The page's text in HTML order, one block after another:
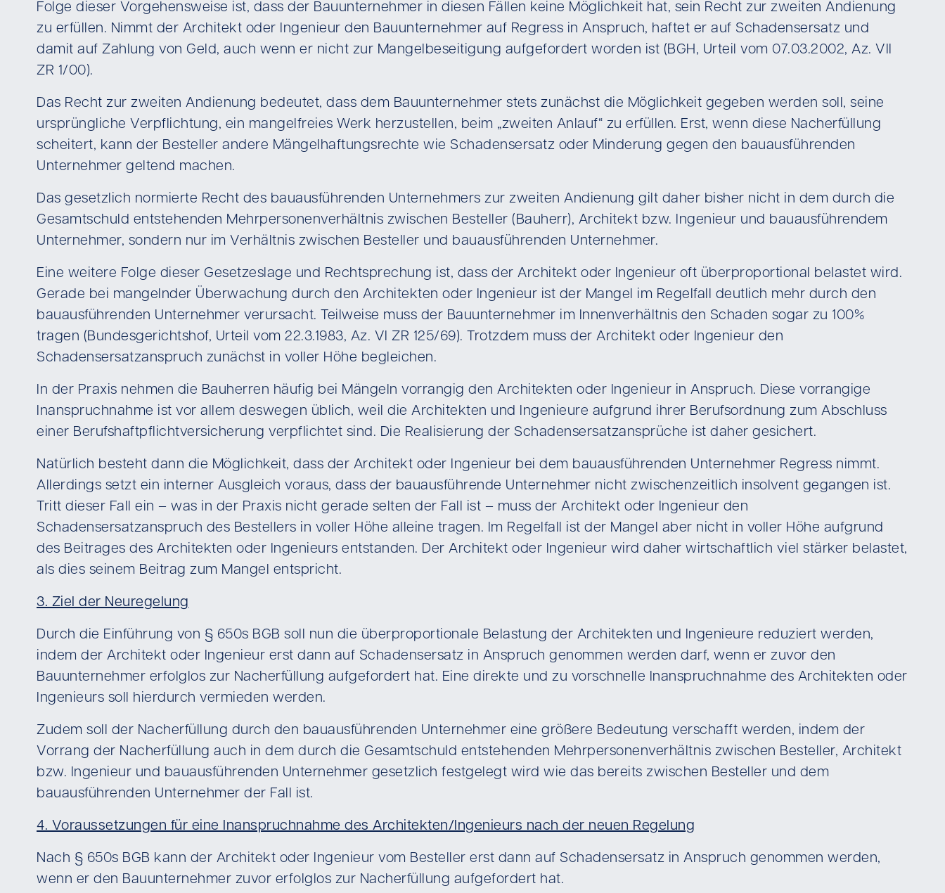
Folge dieser Vorgehensweise ist, dass der Bauunternehmer in diesen Fällen keine Möglichkeit hat, sein Recht zur zweiten Andienung
zu erfüllen. Nimmt der Architekt oder Ingenieur den Bauunternehmer auf Regress in Anspruch, haftet er auf Schadensersatz und
damit auf Zahlung von Geld, auch wenn er nicht zur Mangelbeseitigung aufgefordert worden ist (BGH, Urteil vom 07.03.2002, Az. VII
ZR 1/00).
Das Recht zur zweiten Andienung bedeutet, dass dem Bauunternehmer stets zunächst die Möglichkeit gegeben werden soll, seine
ursprüngliche Verpflichtung, ein mangelfreies Werk herzustellen, beim „zweiten Anlauf“ zu erfüllen. Erst, wenn diese Nacherfüllung
scheitert, kann der Besteller andere Mängelhaftungsrechte wie Schadensersatz oder Minderung gegen den bauausführenden
Unternehmer geltend machen.
Das gesetzlich normierte Recht des bauausführenden Unternehmers zur zweiten Andienung gilt daher bisher nicht in dem durch die
Gesamtschuld entstehenden Mehrpersonenverhältnis zwischen Besteller (Bauherr), Architekt bzw. Ingenieur und bauausführendem
Unternehmer, sondern nur im Verhältnis zwischen Besteller und bauausführenden Unternehmer.
Eine weitere Folge dieser Gesetzeslage und Rechtsprechung ist, dass der Architekt oder Ingenieur oft überproportional belastet wird.
Gerade bei mangelnder Überwachung durch den Architekten oder Ingenieur ist der Mangel im Regelfall deutlich mehr durch den
bauausführenden Unternehmer verursacht. Teilweise muss der Bauunternehmer im Innenverhältnis den Schaden sogar zu 100%
tragen (Bundesgerichtshof, Urteil vom 22.3.1983, Az. VI ZR 125/69). Trotzdem muss der Architekt oder Ingenieur den
Schadensersatzanspruch zunächst in voller Höhe begleichen.
In der Praxis nehmen die Bauherren häufig bei Mängeln vorrangig den Architekten oder Ingenieur in Anspruch. Diese vorrangige
Inanspruchnahme ist vor allem deswegen üblich, weil die Architekten und Ingenieure aufgrund ihrer Berufsordnung zum Abschluss
einer Berufshaftpflichtversicherung verpflichtet sind. Die Realisierung der Schadensersatzansprüche ist daher gesichert.
Natürlich besteht dann die Möglichkeit, dass der Architekt oder Ingenieur bei dem bauausführenden Unternehmer Regress nimmt.
Allerdings setzt ein interner Ausgleich voraus, dass der bauausführende Unternehmer nicht zwischenzeitlich insolvent gegangen ist.
Tritt dieser Fall ein – was in der Praxis nicht gerade selten der Fall ist – muss der Architekt oder Ingenieur den
Schadensersatzanspruch des Bestellers in voller Höhe alleine tragen. Im Regelfall ist der Mangel aber nicht in voller Höhe aufgrund
des Beitrages des Architekten oder Ingenieurs entstanden. Der Architekt oder Ingenieur wird daher wirtschaftlich viel stärker belastet,
als dies seinem Beitrag zum Mangel entspricht.
3. Ziel der Neuregelung
Durch die Einführung von § 650s BGB soll nun die überproportionale Belastung der Architekten und Ingenieure reduziert werden,
indem der Architekt oder Ingenieur erst dann auf Schadensersatz in Anspruch genommen werden darf, wenn er zuvor den
Bauunternehmer erfolglos zur Nacherfüllung aufgefordert hat. Eine direkte und zu vorschnelle Inanspruchnahme des Architekten oder
Ingenieurs soll hierdurch vermieden werden.
Zudem soll der Nacherfüllung durch den bauausführenden Unternehmer eine größere Bedeutung verschafft werden, indem der
Vorrang der Nacherfüllung auch in dem durch die Gesamtschuld entstehenden Mehrpersonenverhältnis zwischen Besteller, Architekt
bzw. Ingenieur und bauausführenden Unternehmer gesetzlich festgelegt wird wie das bereits zwischen Besteller und dem
bauausführenden Unternehmer der Fall ist.
4. Voraussetzungen für eine Inanspruchnahme des Architekten/Ingenieurs nach der neuen Regelung
Nach § 650s BGB kann der Architekt oder Ingenieur vom Besteller erst dann auf Schadensersatz in Anspruch genommen werden,
wenn er den Bauunternehmer zuvor erfolglos zur Nacherfüllung aufgefordert hat.